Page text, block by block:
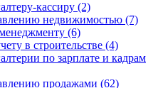
кассиру (2)
недвижимостью (7)
(6)
в строительстве (4)
по зарплате и кадрам
продажами (62)